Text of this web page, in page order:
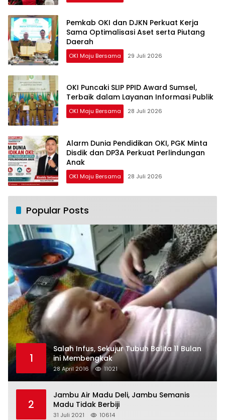
Pemkab OKI dan DJKN Perkuat Kerja
Sama Optimalisasi Aset serta Piutang
Daerah
OKI Maju Bersama 29 Juli 2026
OKI Puncaki SLIP PPID Award Sumsel,
Terbaik dalam Layanan Informasi Publik
OKI Maju Bersama 28 Juli 2026
Alarm Dunia Pendidikan OKI, PGK Minta
Disdik dan DP3A Perkuat Perlindungan
Anak
OKI Maju Bersama 28 Juli 2026
Popular Posts
1
Salah Infus, Sekujur Tubuh Balita 11 Bulan
ini Membengkak
28 April 2016 11021
2
Jambu Air Madu Deli, Jambu Semanis
Madu Tidak Berbiji
31 Juli 2021 10614